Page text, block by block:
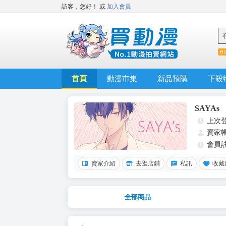
訪客，您好！ 或 加入會員
首頁 動漫市集 新品預購 下殺
SAYAs
上次
賣家
會員
賣家介紹 去逛店鋪 私訊 收藏
全部商品